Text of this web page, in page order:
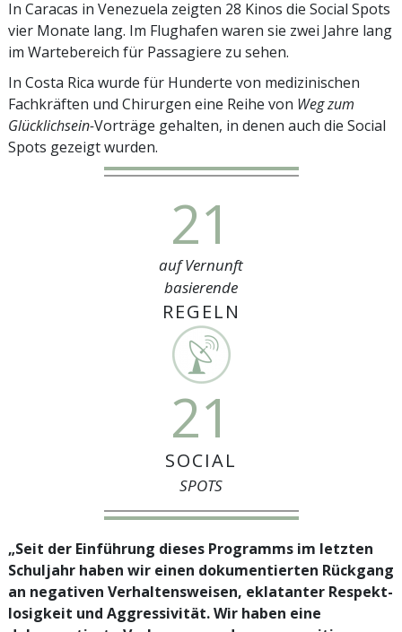
In Caracas in Venezuela zeigten 28 Kinos die Social Spots
vier Monate lang. Im Flughafen waren sie zwei Jahre lang
im Wartebereich für Passagiere zu sehen.
In Costa Rica wurde für Hunderte von medizinischen
Fachkräften und Chirurgen eine Reihe von Weg zum
Glücklichsein-Vorträge gehalten, in denen auch die Social
Spots gezeigt wurden.
21
auf Vernunft
basierende
REGELN
21
SOCIAL
SPOTS
„Seit der Einführung dieses Programms im letzten
Schuljahr haben wir einen dokumentierten Rückgang
an negativen Verhaltensweisen, eklatanter Respekt­
losigkeit und Aggressivität. Wir haben eine